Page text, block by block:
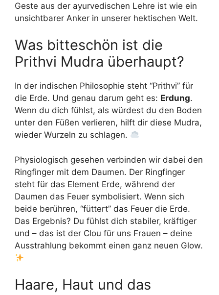
Geste aus der ayurvedischen Lehre ist wie ein
unsichtbarer Anker in unserer hektischen Welt.
Was bitteschön ist die
Prithvi Mudra überhaupt?
In der indischen Philosophie steht “Prithvi” für
die Erde. Und genau darum geht es: Erdung.
Wenn du dich fühlst, als würdest du den Boden
unter den Füßen verlieren, hilft dir diese Mudra,
wieder Wurzeln zu schlagen.
Physiologisch gesehen verbinden wir dabei den
Ringfinger mit dem Daumen. Der Ringfinger
steht für das Element Erde, während der
Daumen das Feuer symbolisiert. Wenn sich
beide berühren, “füttert” das Feuer die Erde.
Das Ergebnis? Du fühlst dich stabiler, kräftiger
und – das ist der Clou für uns Frauen – deine
Ausstrahlung bekommt einen ganz neuen Glow.
Haare, Haut und das